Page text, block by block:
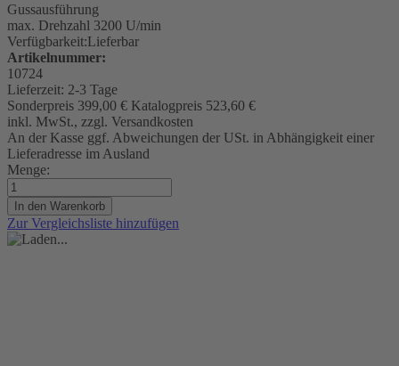
Gussausführung
max. Drehzahl 3200 U/min
Verfügbarkeit:Lieferbar
Artikelnummer:
10724
Lieferzeit: 2-3 Tage
Sonderpreis 399,00 € Katalogpreis 523,60 €
inkl. MwSt., zzgl. Versandkosten
An der Kasse ggf. Abweichungen der USt. in Abhängigkeit einer
Lieferadresse im Ausland
Menge:
In den Warenkorb
Zur Vergleichsliste hinzufügen